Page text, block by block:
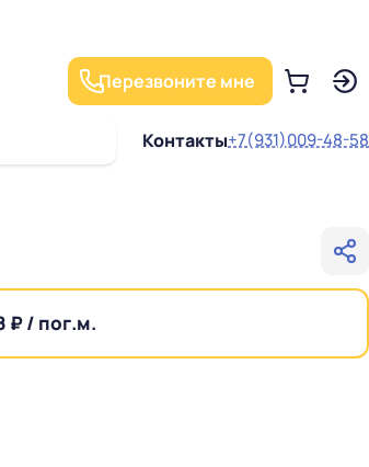
Перезвоните мне
Контакты+7(931)009-48-58
₽ / пог.м.